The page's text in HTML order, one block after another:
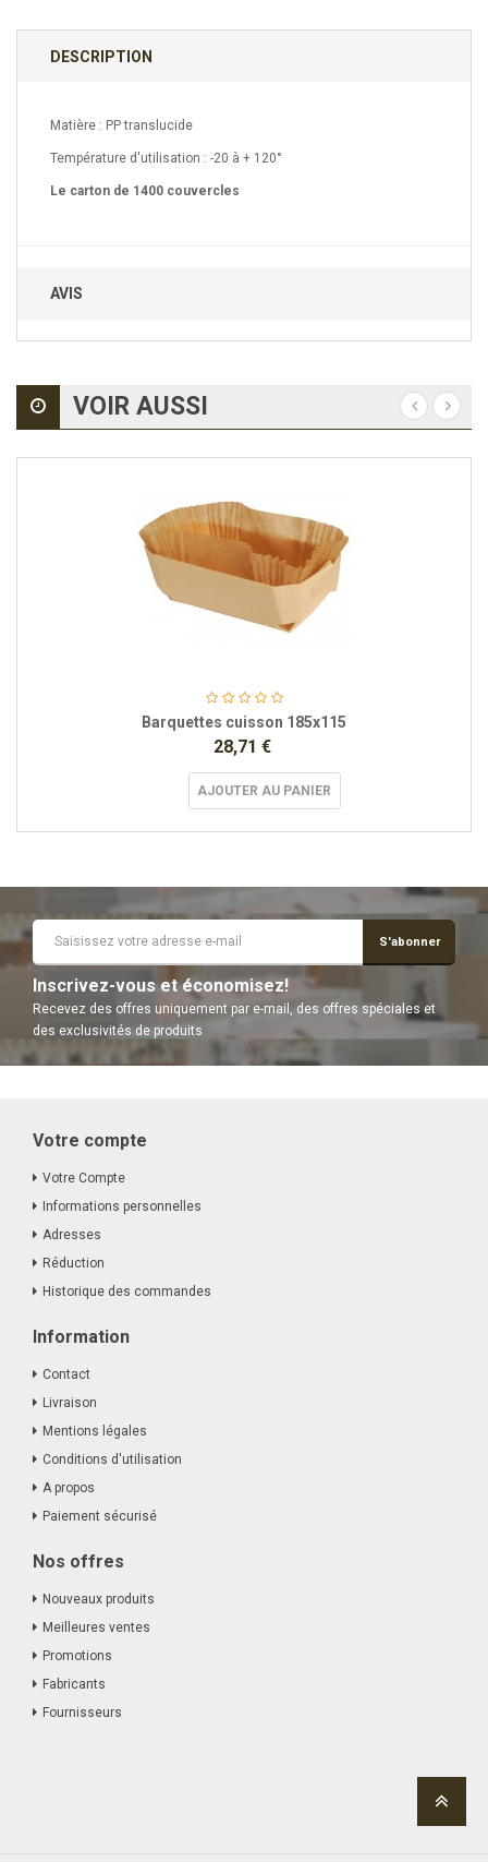
DESCRIPTION
Matière : PP translucide
Température d'utilisation : -20 à + 120°
Le carton de 1400 couvercles
AVIS
VOIR AUSSI
Barquettes cuisson 185x115
28,71 €
AJOUTER AU PANIER
S'abonner
Inscrivez-vous et économisez!
Recevez des offres uniquement par e-mail, des offres spéciales et
des exclusivités de produits
Votre compte
Votre Compte
Informations personnelles
Adresses
Réduction
Historique des commandes
Information
Contact
Livraison
Mentions légales
Conditions d'utilisation
A propos
Paiement sécurisé
Nos offres
Nouveaux produits
Meilleures ventes
Promotions
Fabricants
Fournisseurs